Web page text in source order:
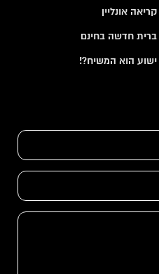
קריאה אונליין
ברית חדשה בחינם
ישוע הוא המשיח?!